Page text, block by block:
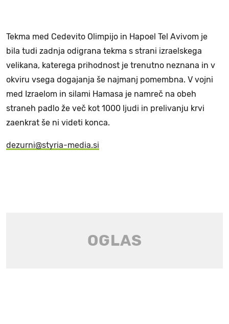
Tekma med Cedevito Olimpijo in Hapoel Tel Avivom je
bila tudi zadnja odigrana tekma s strani izraelskega
velikana, katerega prihodnost je trenutno neznana in v
okviru vsega dogajanja še najmanj pomembna. V vojni
med Izraelom in silami Hamasa je namreč na obeh
straneh padlo že več kot 1000 ljudi in prelivanju krvi
zaenkrat še ni videti konca.
dezurni@styria-media.si